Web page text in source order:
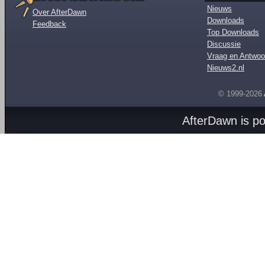
Over AfterDawn
Feedback
Nieuws
Downloads
Top Downloads
Discussie
Vraag en
Nieuws2.nl
© 1999-2026
AfterDawn is